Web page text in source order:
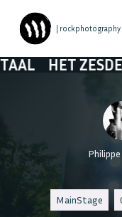
| rockphotography
ZESDE METAAL
MainStage